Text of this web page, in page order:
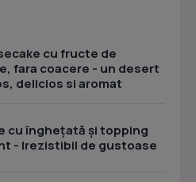
cu fructe de
fara coacere - un desert
delicios si aromat
cu înghețată și topping
- Irezistibil de gustoase